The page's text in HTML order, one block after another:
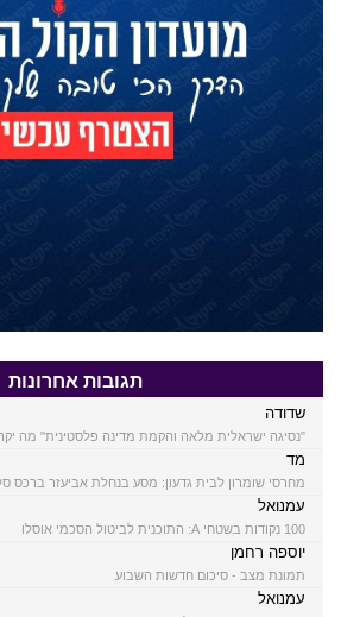
תגובות אחרונות
שדודה
"נסיגה ישראלית מלאה והקמת מדינה פלסטינית" מה
מד
מחרסי שומרון לבית גדעון: מסע בנחלת אביעזר ברכס
עמנואל
100 נקודות בשטחי A: התוכנית לביטול הסכמי אוסלו
יוספה רחמן
תמונת מצב - סיכום חדשות השבוע
עמנואל